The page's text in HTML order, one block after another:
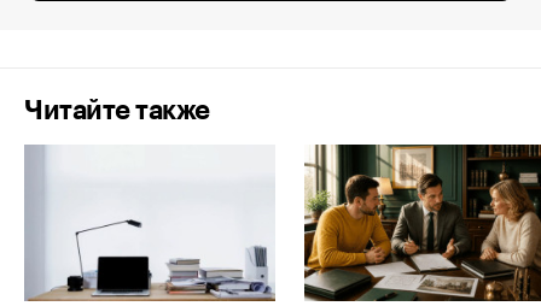
Читайте также